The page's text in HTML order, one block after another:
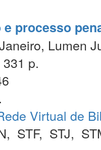
processo
Lumen
p.
Virtual de
, STF, STJ,